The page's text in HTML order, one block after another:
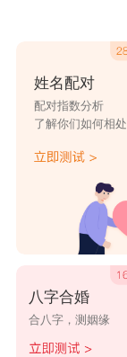
姓名配对
配对指数分析
了解你们如何相处
八字合婚
合八字，测姻缘